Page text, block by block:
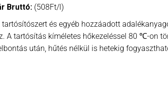
Bruttó: (508Ft/l)
tartósítószert és egyéb hozzáadott
A tartósítás kíméletes hőkezeléssel 80 ℃-on
után, hűtés nélkül is hetekig